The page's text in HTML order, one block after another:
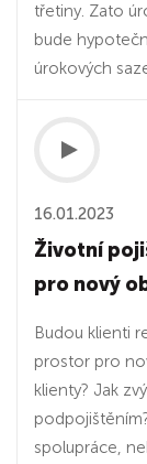
třetiny. Zato
bude
úrokových
16.01.2023
Životní
pro nový
Budou klienti
prostor pro
klienty? Jak
spolupráce,